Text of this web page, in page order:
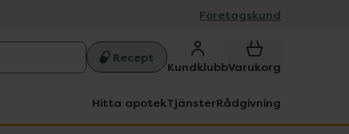
Företagskund
Recept
KundklubbVarukorg
Hitta apotekTjänsterRådgivning